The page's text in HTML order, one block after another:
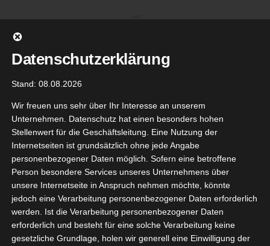
springen
Gehe zu ...
Datenschutzerklärung
Stand: 08.08.2026
Wir freuen uns sehr über Ihr Interesse an unserem
Unternehmen. Datenschutz hat einen besonders hohen
Stellenwert für die Geschäftsleitung. Eine Nutzung der
Internetseiten ist grundsätzlich ohne jede Angabe
personenbezogener Daten möglich. Sofern eine betroffene
Person besondere Services unseres Unternehmens über
unsere Internetseite in Anspruch nehmen möchte, könnte
jedoch eine Verarbeitung personenbezogener Daten erforderlich
werden. Ist die Verarbeitung personenbezogener Daten
erforderlich und besteht für eine solche Verarbeitung keine
gesetzliche Grundlage, holen wir generell eine Einwilligung der